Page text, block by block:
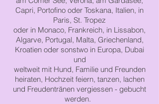
Capri, Portofino oder Toskana, Italien, in
Paris, St. Tropez
oder in Monaco, Frankreich, in Lissabon,
Algarve, Portugal, Malta, Griechenland,
Kroatien oder sonstwo in Europa, Dubai
und
weltweit mit Hund, Familie und Freunden
heiraten, Hochzeit feiern, tanzen, lachen
und Freudentränen vergiessen - gebucht
werden.